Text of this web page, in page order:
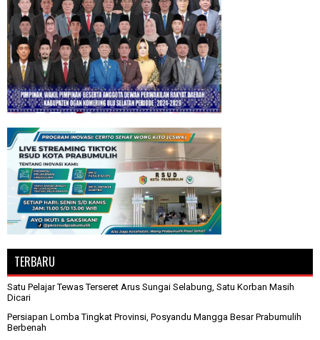
TERBARU
Satu Pelajar Tewas Terseret Arus Sungai Selabung, Satu Korban Masih
Dicari
Persiapan Lomba Tingkat Provinsi, Posyandu Mangga Besar Prabumulih
Berbenah